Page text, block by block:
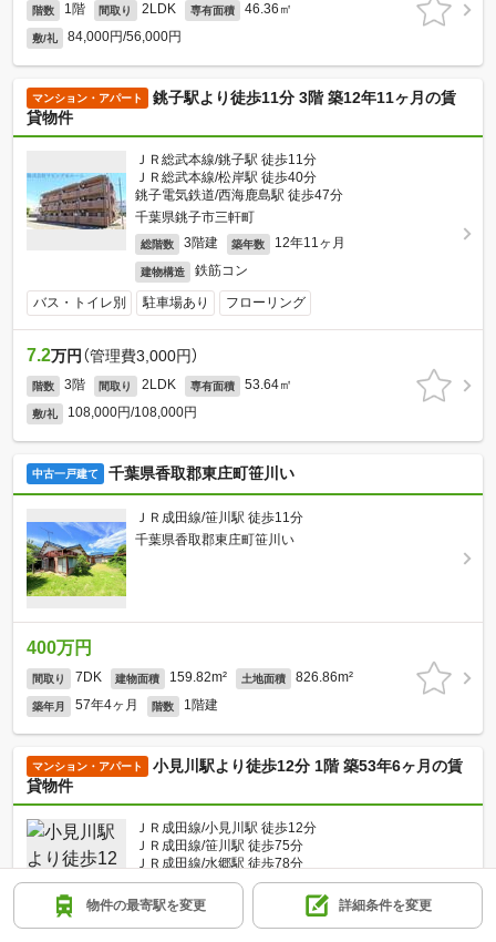
階数 1階 間取り 2LDK 専有面積 46.36㎡
敷/礼 84,000円/56,000円
マンション・アパート
銚子駅より徒歩11分 3階 築12年11ヶ月の賃
貸物件
ＪＲ総武本線/銚子駅 徒歩11分
ＪＲ総武本線/松岸駅 徒歩40分
銚子電気鉄道/西海鹿島駅 徒歩47分
千葉県銚子市三軒町
総階数 3階建 築年数 12年11ヶ月
建物構造 鉄筋コン
バス・トイレ別 駐車場あり フローリング
7.2万円 （管理費3,000円）
階数 3階 間取り 2LDK 専有面積 53.64㎡
敷/礼 108,000円/108,000円
中古一戸建て 千葉県香取郡東庄町笹川い
ＪＲ成田線/笹川駅 徒歩11分
千葉県香取郡東庄町笹川い
400万円
間取り 7DK 建物面積 159.82m² 土地面積 826.86m²
築年月 57年4ヶ月 階数 1階建
マンション・アパート
小見川駅より徒歩12分 1階 築53年6ヶ月の賃
貸物件
ＪＲ成田線/小見川駅 徒歩12分
ＪＲ成田線/笹川駅 徒歩75分
ＪＲ成田線/水郷駅 徒歩78分
千葉県香取市羽根川
総階数 1階建 53年6ヶ月 建物構造 木造
物件の最寄駅を変更 詳細条件を変更